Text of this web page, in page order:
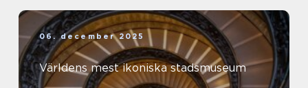
06. december 2025
Världens mest ikoniska stadsmuseum